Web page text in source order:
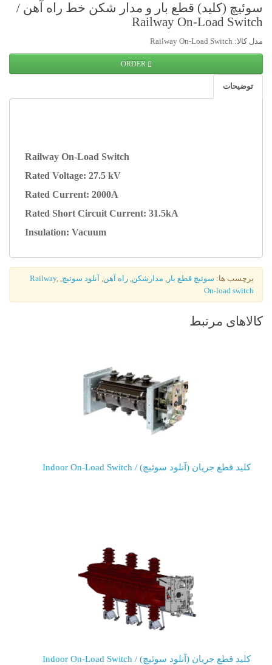
سوئیچ (کلید) قطع بار و مدار شکن خط راه آهن /
Railway On-Load Switch
مدل کالا: Railway On-Load Switch
ORDER
توضیحات
Railway On-Load Switch
Rated Voltage: 27.5 kV
Rated Current: 2000A
Rated Short Circuit Current: 31.5kA
Insulation: Vacuum
برچسب ها:سوئیچ قطع بار, مدارشکن,راه آهن,آنلود سوئیچ,
Railway,
On-load switch
کالاهای مرتبط
کلید قطع جریان (آنلود سوئیچ) / Indoor On-Load Switch
کلید قطع جریان (آنلود سوئیچ) / Indoor On-Load Switch